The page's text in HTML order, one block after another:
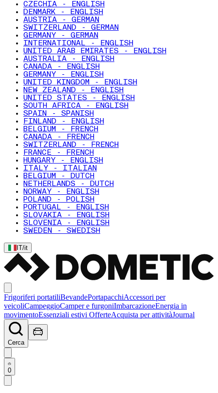
CZECHIA - ENGLISH
DENMARK - ENGLISH
AUSTRIA - GERMAN
SWITZERLAND - GERMAN
GERMANY - GERMAN
INTERNATIONAL - ENGLISH
UNITED ARAB EMIRATES - ENGLISH
AUSTRALIA - ENGLISH
CANADA - ENGLISH
GERMANY - ENGLISH
UNITED KINGDOM - ENGLISH
NEW ZEALAND - ENGLISH
UNITED STATES - ENGLISH
SOUTH AFRICA - ENGLISH
SPAIN - SPANISH
FINLAND - ENGLISH
BELGIUM - FRENCH
CANADA - FRENCH
SWITZERLAND - FRENCH
FRANCE - FRENCH
HUNGARY - ENGLISH
ITALY - ITALIAN
BELGIUM - DUTCH
NETHERLANDS - DUTCH
NORWAY - ENGLISH
POLAND - POLISH
PORTUGAL - ENGLISH
SLOVAKIA - ENGLISH
SLOVENIA - ENGLISH
SWEDEN - SWEDISH
IT/it
Frigoriferi portatiliBevandePortapacchiAccessori per
veicoliCampeggioCamper e furgoniImbarcazioneEnergia in
movimentoEssenziali estivi OfferteAcquista per attivitàJournal
Cerca
0